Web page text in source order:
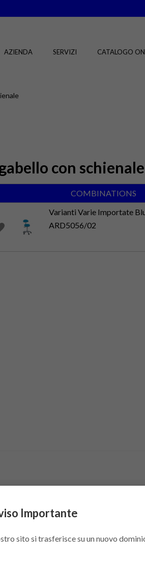
AZIENDA SERVIZI CATALOGO
con schienale
COMBINATIONS
Varianti Varie Importate
ARD5056/02
also like
Importante
sito si trasferisce su un nuovo